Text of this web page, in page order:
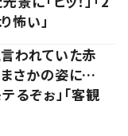
怖い」
言われていた赤
まさかの姿に…
テるぞぉ」「客観